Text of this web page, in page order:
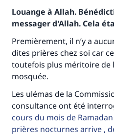
Louange à Allah.
messager d'Allah. Cela
Premièrement, il n’y a
dites prières chez soi car
toutefois plus méritoire de
mosquée.
Les ulémas de la
consultance ont été
cours du mois de
prières nocturnes arrive ,